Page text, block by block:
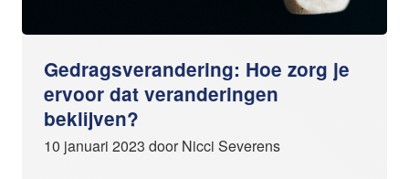
Gedragsverandering: Hoe zorg je
ervoor dat veranderingen
beklijven?
10 januari 2023 door Nicci Severens